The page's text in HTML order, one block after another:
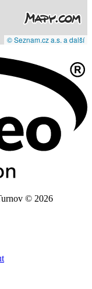
© Seznam.cz a.s. a další
© 2026